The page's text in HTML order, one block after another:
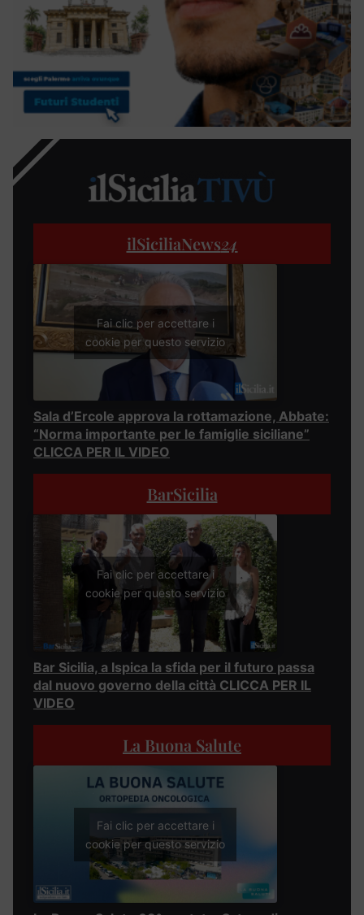
ilSiciliaNews24
Fai clic per accettare i
cookie per questo servizio
Sala d’Ercole approva la rottamazione, Abbate:
“Norma importante per le famiglie siciliane”
CLICCA PER IL VIDEO
BarSicilia
Fai clic per accettare i
cookie per questo servizio
Bar Sicilia, a Ispica la sfida per il futuro passa
dal nuovo governo della città CLICCA PER IL
VIDEO
La Buona Salute
Fai clic per accettare i
cookie per questo servizio